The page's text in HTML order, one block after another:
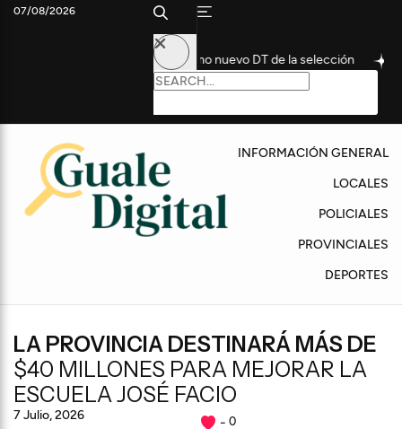
futbolista como nuevo DT de la selección Convocan
07/08/2026
INFORMACIÓN GENERAL
LOCALES
POLICIALES
PROVINCIALES
DEPORTES
LA PROVINCIA DESTINARÁ MÁS DE
$40 MILLONES PARA MEJORAR LA
ESCUELA JOSÉ FACIO
7 Julio, 2026 0